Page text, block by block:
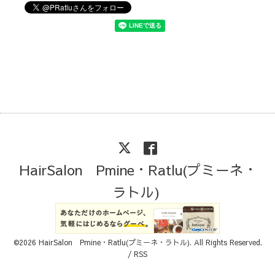
HairSalon Pmine・Ratlu(プミーネ・
ラトル)
©2026 HairSalon Pmine・Ratlu(プミーネ・ラトル). All Rights Reserved.
/ RSS